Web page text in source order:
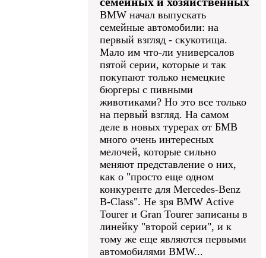
BMW начал выпускать
семейные автомобили: на
первый взгляд - скукотища.
Мало им что-ли универсалов
пятой серии, которые и так
покупают только немецкие
бюргеры c пивными
животиками? Но это все только
на первый взгляд. На самом
деле в новых турерах от БМВ
много очень интересных
мелочей, которые сильно
меняют представление о них,
как о "просто еще одном
конкуренте для Mercedes-Benz
B-Class". Не зря BMW Active
Tourer и Gran Tourer записаны в
линейку "второй серии", и к
тому же еще являются первыми
автомобилями BMW...